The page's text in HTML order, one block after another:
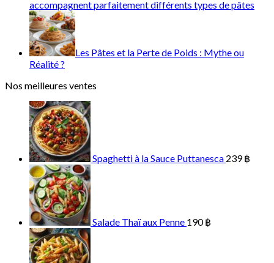
accompagnent parfaitement différents types de pâtes
Les Pâtes et la Perte de Poids : Mythe ou
Réalité ?
Nos meilleures ventes
Spaghetti à la Sauce Puttanesca 239฿
Salade Thaï aux Penne 190฿